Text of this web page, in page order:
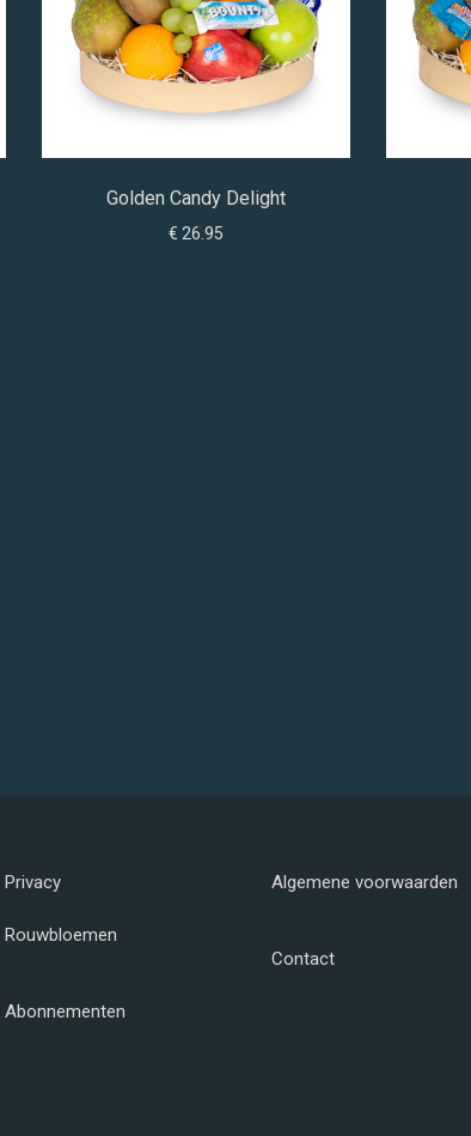
Golden Candy Delight
€ 26.95
Privacy Algemene voorwaarden
Rouwbloemen
Contact
Abonnementen